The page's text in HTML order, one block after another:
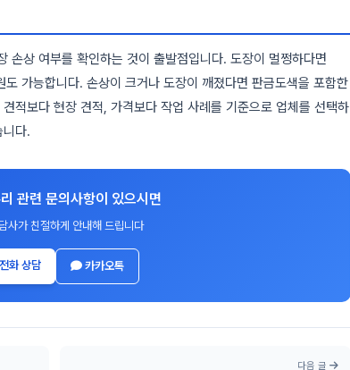
손상 여부를 확인하는 것이 출발점입니다. 도장이 멀쩡하다면
가능합니다. 손상이 크거나 도장이 깨졌다면 판금도색을 포함한
적보다 현장 견적, 가격보다 작업 사례를 기준으로 업체를 선택하
다.
관련 문의사항이 있으시면
사가 친절하게 안내해 드립니다
화 상담 카카오톡
다음 글